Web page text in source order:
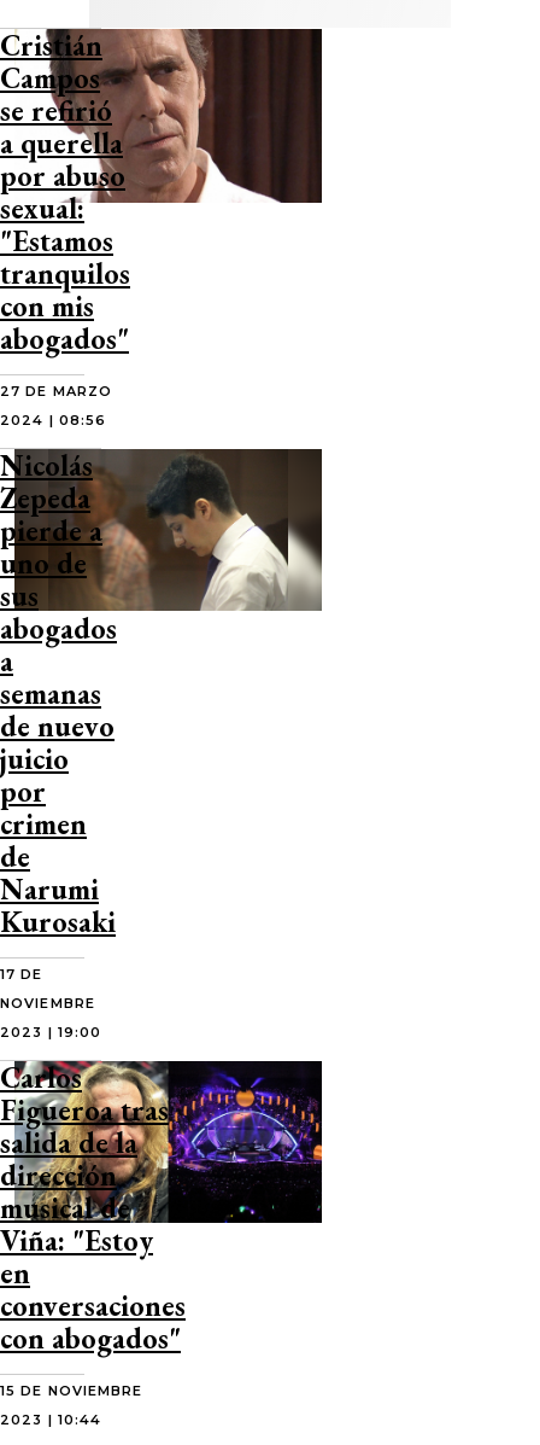
Cristián
Campos
se refirió
a querella
por abuso
sexual:
"Estamos
tranquilos
con mis
abogados"
27 DE MARZO
2024 | 08:56
Nicolás
Zepeda
pierde a
uno de
sus
abogados
a
semanas
de nuevo
juicio
por
crimen
de
Narumi
Kurosaki
17 DE
NOVIEMBRE
2023 | 19:00
Carlos
Figueroa tras
salida de la
dirección
musical de
Viña: "Estoy
en
conversaciones
con abogados"
15 DE NOVIEMBRE
2023 | 10:44